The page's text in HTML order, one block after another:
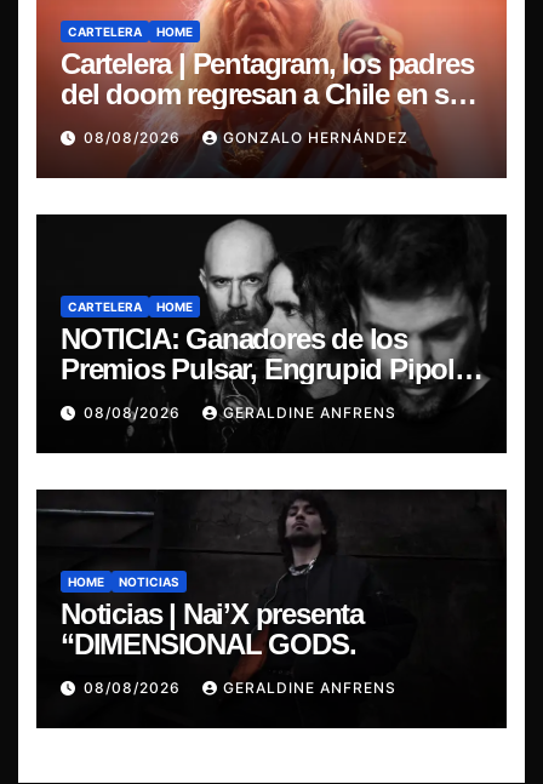
CARTELERA HOME
Cartelera | Pentagram, los padres
del doom regresan a Chile en su
última misa
08/08/2026 GONZALO HERNÁNDEZ
CARTELERA HOME
NOTICIA: Ganadores de los
Premios Pulsar, Engrupid Pipol
presentan show exclusivo.
08/08/2026 GERALDINE ANFRENS
HOME NOTICIAS
Noticias | Nai’X presenta
“DIMENSIONAL GODS.
08/08/2026 GERALDINE ANFRENS